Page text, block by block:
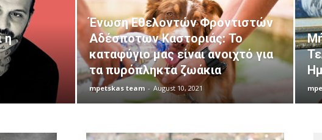
η
Ένωση Εθελοντών Φροντιστών
Αδέσποτων Καστοριάς: Το
καταφύγιο μας είναι ανοιχτό για
τα πυρόπληκτα ζωάκια
mpetskas team - August 10, 2021